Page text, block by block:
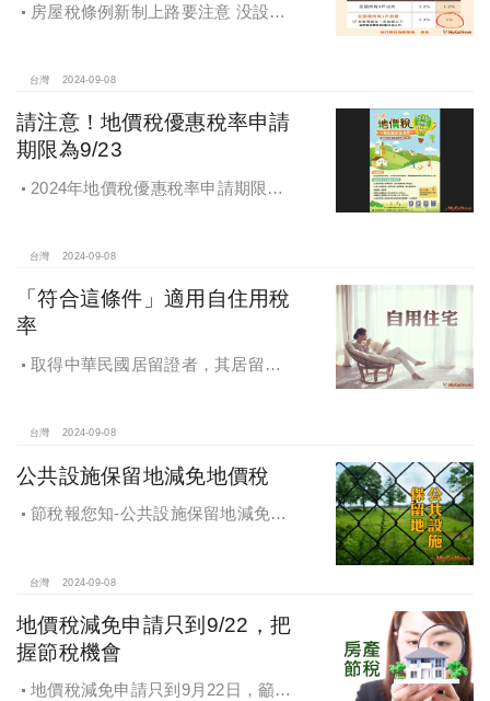
房屋稅條例新制上路要注意 没設戶
台灣 2024-09-08
請注意！地價稅優惠稅率申請
期限為9/23
2024年地價稅優惠稅率申請期限為9
台灣 2024-09-08
「符合這條件」適用自住用稅
率
取得中華民國居留證者，其居留地
記，適用自住用稅率
台灣 2024-09-08
公共設施保留地減免地價稅
節稅報您知-公共設施保留地減免地
台灣 2024-09-08
地價稅減免申請只到9/22，把
握節稅機會
地價稅減免申請只到9月22日，籲民